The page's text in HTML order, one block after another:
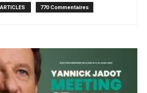
770 Commentaires